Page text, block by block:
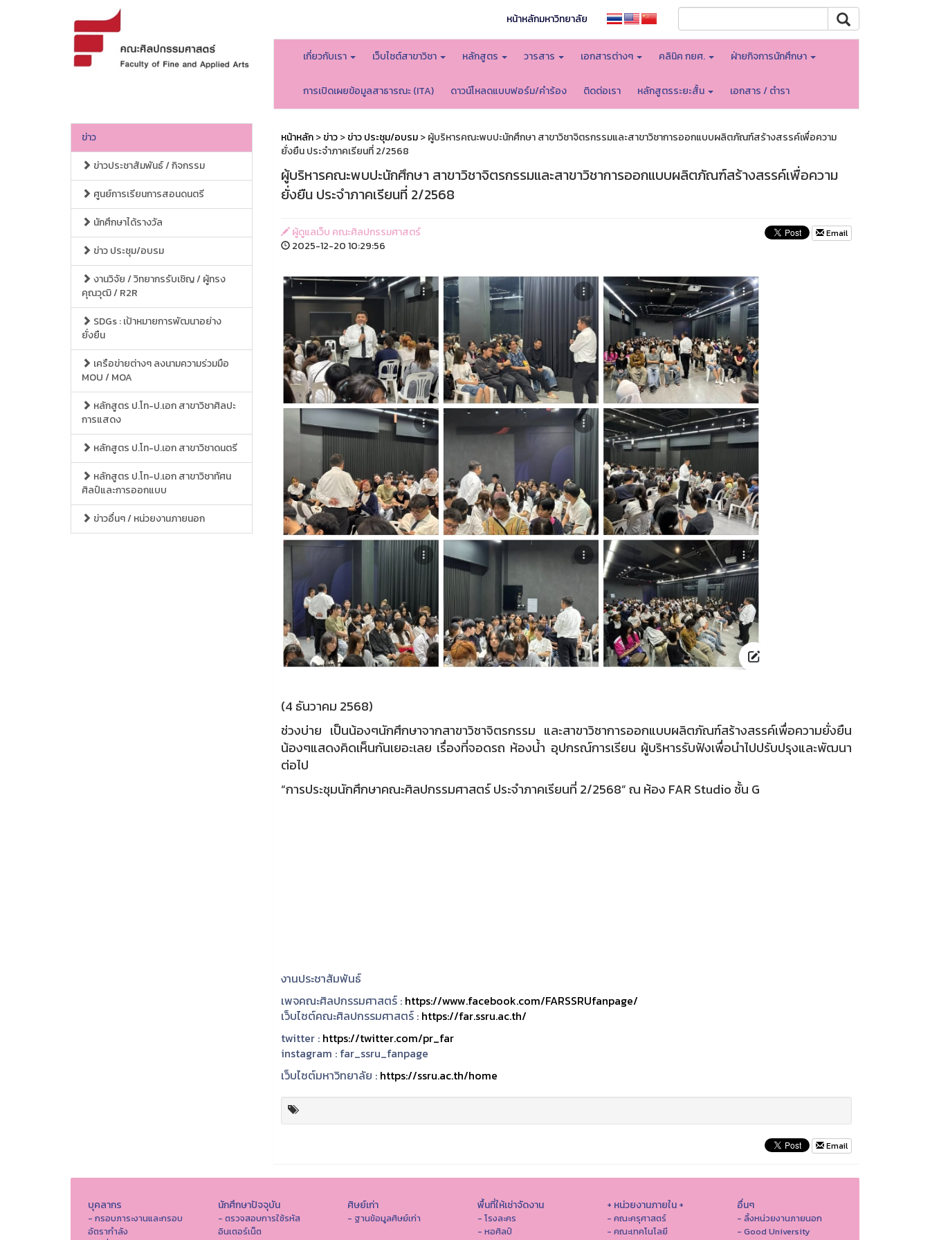
หน้าหลักมหาวิทยาลัย
เกี่ยวกับเรา เว็บไซต์สาขาวิชา หลักสูตร วารสาร เอกสารต่างๆ คลินิค กยศ. ฝ่ายกิจการนักศึกษา
การเปิดเผยข้อมูลสาธารณะ (ITA) ดาวน์โหลดแบบฟอร์ม/คำร้อง ติดต่อเรา หลักสูตรระยะสั้น เอกสาร / ตำรา
ข่าว
ข่าวประชาสัมพันธ์ / กิจกรรม
ศูนย์การเรียนการสอนดนตรี
นักศึกษาได้รางวัล
ข่าว ประชุม/อบรม
งานวิจัย / วิทยากรรับเชิญ / ผู้ทรง
คุณวุฒิ / R2R
SDGs : เป้าหมายการพัฒนาอย่าง
ยั่งยืน
เครือข่ายต่างๆ ลงนามความร่วมมือ
MOU / MOA
หลักสูตร ป.โท-ป.เอก สาขาวิชาศิลปะ
การแสดง
หลักสูตร ป.โท-ป.เอก สาขาวิชาดนตรี
หลักสูตร ป.โท-ป.เอก สาขาวิชาทัศน
ศิลป์และการออกแบบ
ข่าวอื่นๆ / หน่วยงานภายนอก
หน้าหลัก>ข่าว>ข่าว ประชุม/อบรม> ผู้บริหารคณะพบปะนักศึกษา สาขาวิชาจิตรกรรมและสาขาวิชาการออกแบบผลิตภัณฑ์สร้างสรรค์เพื่อความ
ยั่งยืน ประจำภาคเรียนที่ 2/2568
ผู้บริหารคณะพบปะนักศึกษา สาขาวิชาจิตรกรรมและสาขาวิชาการออกแบบผลิตภัณฑ์สร้างสรรค์เพื่อความ
ยั่งยืน ประจำภาคเรียนที่ 2/2568
ผู้ดูแลเว็บ คณะศิลปกรรมศาสตร์
2025-12-20 10:29:56
Email
(4 ธันวาคม 2568)
ช่วงบ่าย เป็นน้องๆนักศึกษาจากสาขาวิชาจิตรกรรม และสาขาวิชาการออกแบบผลิตภัณฑ์สร้างสรรค์เพื่อความยั่งยืน
น้องๆแสดงคิดเห็นกันเยอะเลย เรื่องที่จอดรถ ห้องน้ำ อุปกรณ์การเรียน ผู้บริหารรับฟังเพื่อนำไปปรับปรุงและพัฒนา
ต่อไป
“การประชุมนักศึกษาคณะศิลปกรรมศาสตร์ ประจำภาคเรียนที่ 2/2568” ณ ห้อง FAR Studio ชั้น G
งานประชาสัมพันธ์
เพจคณะศิลปกรรมศาสตร์ : https://www.facebook.com/FARSSRUfanpage/
เว็บไซต์คณะศิลปกรรมศาสตร์ : https://far.ssru.ac.th/
twitter : https://twitter.com/pr_far
instagram : far_ssru_fanpage
เว็บไซต์มหาวิทยาลัย : https://ssru.ac.th/home
Email
บุคลากร
- กรอบภาระงานและกรอบ
อัตรากำลัง
นักศึกษาปัจจุบัน
- ตรวจสอบการใช้รหัส
อินเตอร์เน็ต
ศิษย์เก่า
- ฐานข้อมูลศิษย์เก่า
พื้นที่ให้เช่าจัดงาน
- โรงละคร
- หอศิลป์
+ หน่วยงานภายใน +
- คณะครุศาสตร์
- คณะเทคโนโลยี
อื่นๆ
- ลิ้งหน่วยงานภายนอก
- Good University